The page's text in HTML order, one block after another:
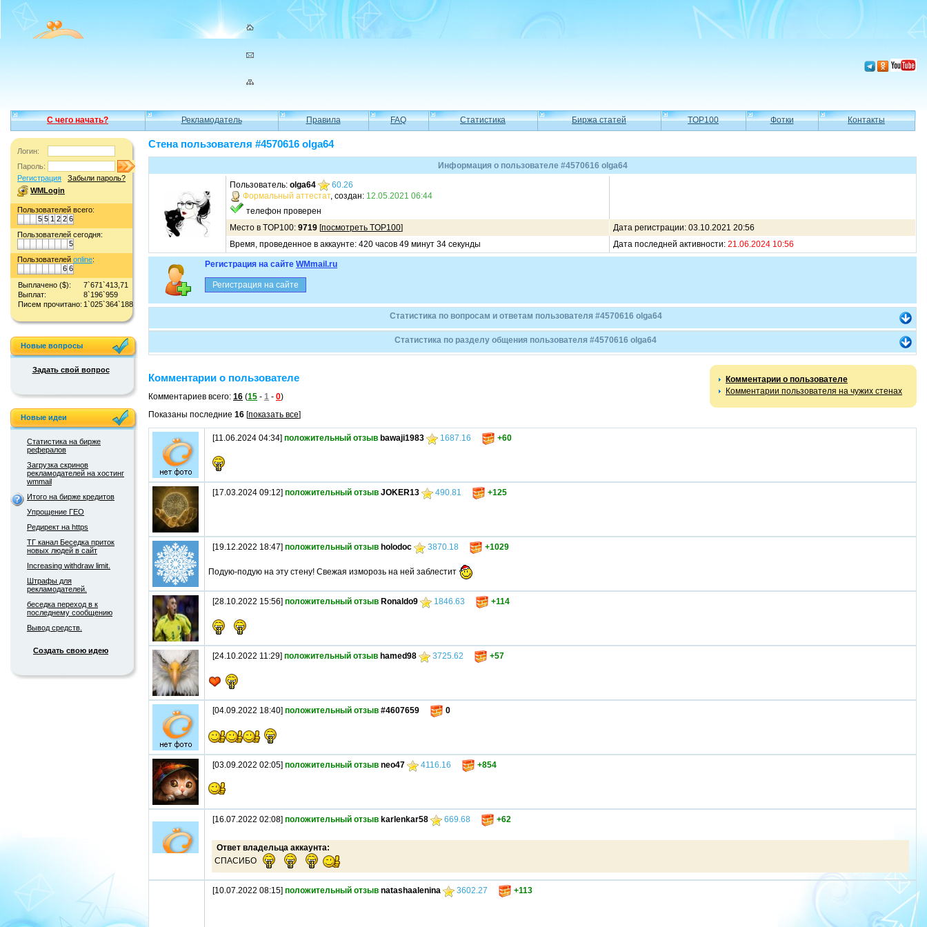
С чего начать? Рекламодатель Правила FAQ Статистика Биржа статей TOP100 Фотки Контакты
Логин:
Пароль:
Регистрация
Забыли пароль?
WMLogin
Пользователей всего:
5 5 1 2 2 6
Пользователей сегодня:
5
Пользователей online:
6 6
Выплачено ($):
7`671`413,71
Выплат:
8`196`959
Писем прочитано: 1`025`364`188
Новые вопросы
Задать свой вопрос
Новые идеи
Статистика на бирже
рефералов
Загрузка скринов
рекламодателей на хостинг
wmmail
Итого на бирже кредитов
Упрощение ГЕО
Редирект на https
ТГ канал Беседка приток
новых людей в сайт
Increasing withdraw limit.
Штрафы для
рекламодателей.
беседка переход в к
последнему сообщению
Вывод средств.
Создать свою идею
Стена пользователя #4570616 olga64
Информация о пользователе #4570616 olga64
Пользователь: olga64
60.26
Формальный аттестат, создан: 12.05.2021 06:44
телефон проверен
Место в TOP100: 9719 [посмотреть TOP100]
Дата регистрации: 03.10.2021 20:56
Время, проведенное в аккаунте: 420 часов 49 минут 34 секунды
Дата последней активности: 21.06.2024 10:56
Регистрация на сайте WMmail.ru
Статистика по вопросам и ответам пользователя #4570616 olga64
Статистика по разделу общения пользователя #4570616 olga64
Комментарии о пользователе
Комментарии пользователя на чужих стенах
Комментарии о пользователе
Комментариев всего: 16 (15 - 1 - 0)
Показаны последние 16 [показать все]
[11.06.2024 04:34] положительный отзыв bawaji1983 1687.16 +60
[17.03.2024 09:12] положительный отзыв JOKER13 490.81 +125
[19.12.2022 18:47] положительный отзыв holodoc 3870.18 +1029
Подую-подую на эту стену! Свежая изморозь на ней заблестит
[28.10.2022 15:56] положительный отзыв Ronaldo9 1846.63 +114
[24.10.2022 11:29] положительный отзыв hamed98 3725.62 +57
[04.09.2022 18:40] положительный отзыв #4607659 0
[03.09.2022 02:05] положительный отзыв neo47 4116.16 +854
[16.07.2022 02:08] положительный отзыв karlenkar58 669.68 +62
Ответ владельца аккаунта:
СПАСИБО
[10.07.2022 08:15] положительный отзыв natashaalenina 3602.27 +113